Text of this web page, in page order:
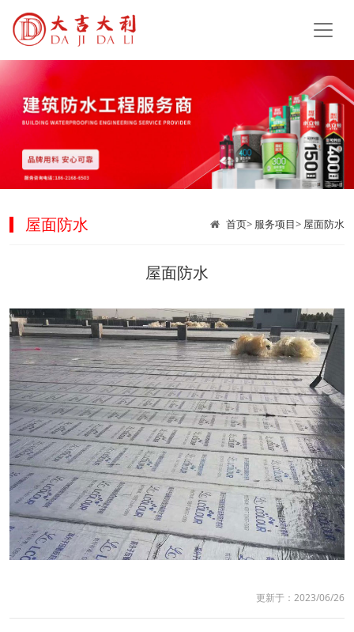
屋面防水 首页> 服务项目> 屋面防水
屋面防水
更新于：2023/06/26